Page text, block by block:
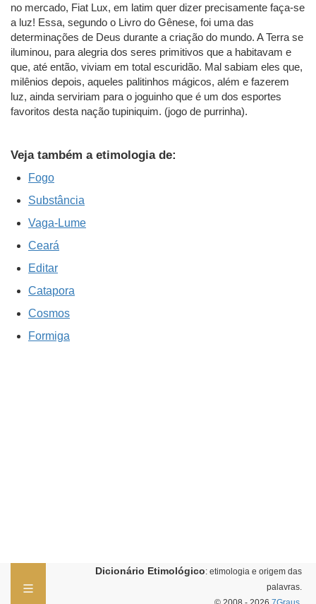
no mercado, Fiat Lux, em latim quer dizer precisamente faça-se
a luz! Essa, segundo o Livro do Gênese, foi uma das
determinações de Deus durante a criação do mundo. A Terra se
iluminou, para alegria dos seres primitivos que a habitavam e
que, até então, viviam em total escuridão. Mal sabiam eles que,
milênios depois, aqueles palitinhos mágicos, além e fazerem
luz, ainda serviriam para o joguinho que é um dos esportes
favoritos desta nação tupiniquim. (jogo de purrinha).
Veja também a etimologia de:
Fogo
Substância
Vaga-Lume
Ceará
Editar
Catapora
Cosmos
Formiga
Dicionário Etimológico: etimologia e origem das
palavras.